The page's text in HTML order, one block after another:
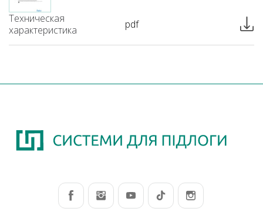
Техническая
характеристика
pdf